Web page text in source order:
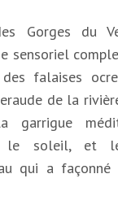
Gorges du
sensoriel
falaises
de la
le soleil, et
qui a façonné